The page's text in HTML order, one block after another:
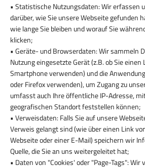
• Statistische Nutzungsdaten: Wir erfassen
darüber, wie Sie unsere Webseite gefunden
wie lange Sie bleiben und worauf Sie
klicken;
• Geräte- und Browserdaten: Wir sammeln
Nutzung eingesetzte Gerät (z.B. ob Sie einen
Smartphone verwenden) und die
oder Firefox verwenden), um Zugang zu
umfasst auch Ihre öffentliche IP-Adresse,
geografischen Standort feststellen können;
• Verweisdaten: Falls Sie auf unsere
Verweis gelangt sind (wie über einen Link
Webseite oder einer E-Mail) speichern wir
Quelle, die Sie an uns weitergeleitet hat;
• Daten von "Cookies' oder "Page-Tags":